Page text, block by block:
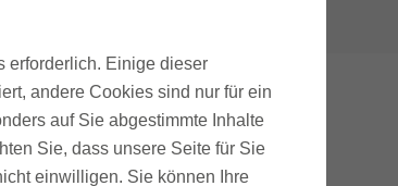
nein?
erforderlich. Einige dieser
andere Cookies sind nur für ein
auf Sie abgestimmte Inhalte
Sie, dass unsere Seite für Sie
einwilligen. Sie können Ihre